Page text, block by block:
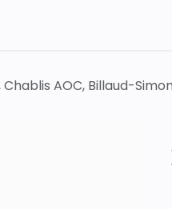
Chablis AOC, Billaud-